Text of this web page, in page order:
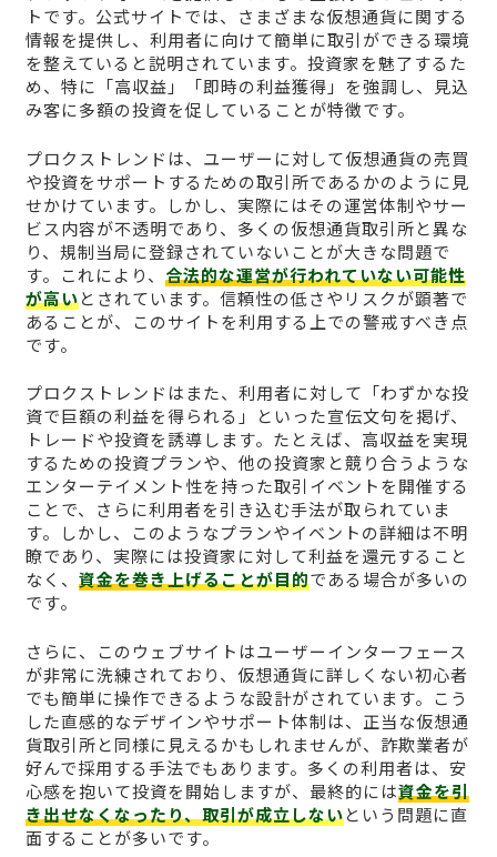
トです。公式サイトでは、さまざまな仮想通貨に関する
情報を提供し、利用者に向けて簡単に取引ができる環境
を整えていると説明されています。投資家を魅了するた
め、特に「高収益」「即時の利益獲得」を強調し、見込
み客に多額の投資を促していることが特徴です。
プロクストレンドは、ユーザーに対して仮想通貨の売買
や投資をサポートするための取引所であるかのように見
せかけています。しかし、実際にはその運営体制やサー
ビス内容が不透明であり、多くの仮想通貨取引所と異な
り、規制当局に登録されていないことが大きな問題で
す。これにより、 合法的な運営が行われていない可能性
が高いとされています。信頼性の低さやリスクが顕著で
あることが、このサイトを利用する上での警戒すべき点
です。
プロクストレンドはまた、利用者に対して「わずかな投
資で巨額の利益を得られる」といった宣伝文句を掲げ、
トレードや投資を誘導します。たとえば、高収益を実現
するための投資プランや、他の投資家と競り合うような
エンターテイメント性を持った取引イベントを開催する
ことで、さらに利用者を引き込む手法が取られていま
す。しかし、このようなプランやイベントの詳細は不明
瞭であり、実際には投資家に対して利益を還元すること
なく、 資金を巻き上げることが目的である場合が多いの
です。
さらに、このウェブサイトはユーザーインターフェース
が非常に洗練されており、仮想通貨に詳しくない初心者
でも簡単に操作できるような設計がされています。こう
した直感的なデザインやサポート体制は、正当な仮想通
貨取引所と同様に見えるかもしれませんが、詐欺業者が
好んで採用する手法でもあります。多くの利用者は、安
心感を抱いて投資を開始しますが、最終的には資金を引
き出せなくなったり、取引が成立しないという問題に直
面することが多いです。